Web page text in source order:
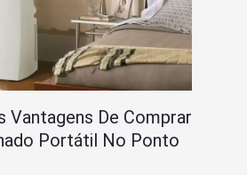
Vantagens De Comprar
Portátil No Ponto